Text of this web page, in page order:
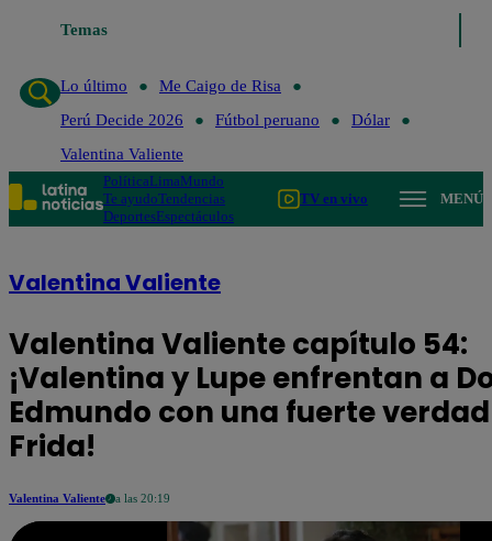
Temas
Lo último
Me Caigo de Risa
Perú Decide 2026
Fútbol peruano
Dólar
Valentina Valiente
PolíticaLimaMundo
Te ayudoTendencias
DeportesEspectáculos
TV en vivo MENÚ
Valentina Valiente
Valentina Valiente capítulo 54:
¡Valentina y Lupe enfrentan a
Edmundo con una fuerte
Frida!
Valentina Valiente a las 20:19